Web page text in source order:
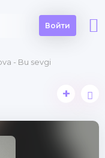
Войти
- Bu sevgi
+